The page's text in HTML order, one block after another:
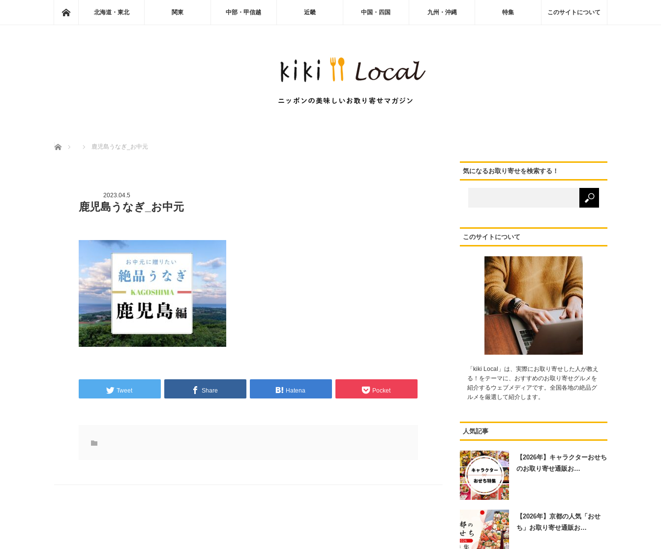
ホーム北海道・東北 関東 中部・甲信越 近畿 中国・四国 九州・沖縄 特集 このサイトについて
ホーム 鹿児島うなぎ_お中元
2023.04.5
鹿児島うなぎ_お中元
Tweet Share Hatena Pocket
気になるお取り寄せを検索する！
このサイトについて
「kiki Local」は、実際にお取り寄せした人が教え
る！をテーマに、おすすめのお取り寄せグルメを
紹介するウェブメディアです。全国各地の絶品グ
ルメを厳選して紹介します。
人気記事
【2026年】キャラクターおせち
のお取り寄せ通販お…
【2026年】京都の人気「おせ
ち」お取り寄せ通販お…